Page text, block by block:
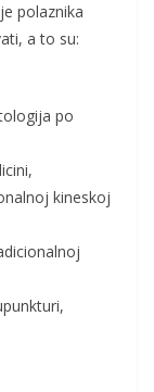
polaznika
a to su:
po
kineskoj